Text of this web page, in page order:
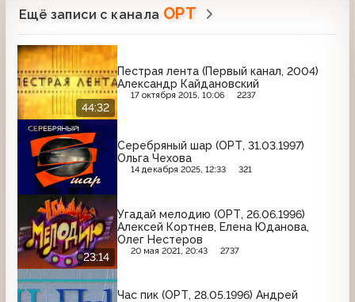
Ещё записи с канала ОРТ
44:32
Пестрая лента (Первый канал, 2004)
Александр Кайдановский
17 октября 2015, 10:06 2237
Серебряный шар (ОРТ, 31.03.1997)
Ольга Чехова
14 декабря 2025, 12:33 321
23:14
Угадай мелодию (ОРТ, 26.06.1996)
Алексей Кортнев, Елена Юданова,
Олег Нестеров
20 мая 2021, 20:43 2737
Час пик (ОРТ, 28.05.1996) Андрей